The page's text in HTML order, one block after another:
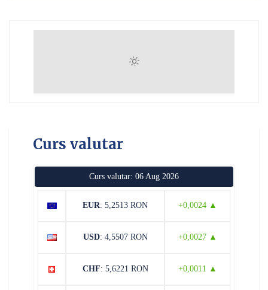
Curs valutar
Curs valutar: 06 Aug 2026
EUR: 5,2513 RON +0,0024 ▲
USD: 4,5507 RON +0,0027 ▲
CHF: 5,6221 RON +0,0011 ▲